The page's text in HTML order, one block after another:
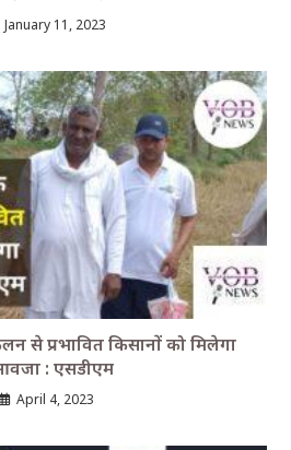
January 11, 2023
प्रभावित किसानों को मिलेगा
: एसडीएम
April 4, 2023